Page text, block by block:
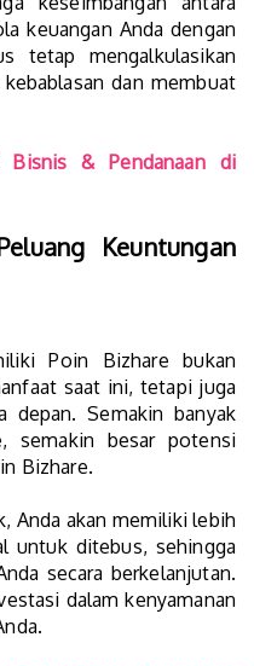
keuangan Anda dengan
tetap mengalkulasikan
dan membuat
Bisnis & Pendanaan di
Keuntungan
Poin Bizhare bukan
saat ini, tetapi juga
depan. Semakin banyak
semakin besar potensi
Bizhare.
Anda akan memiliki lebih
untuk ditebus, sehingga
secara berkelanjutan.
dalam kenyamanan